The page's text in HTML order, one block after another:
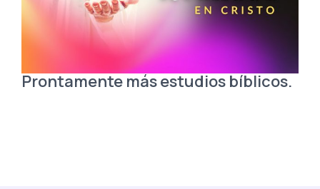
Prontamente más estudios bíblicos.